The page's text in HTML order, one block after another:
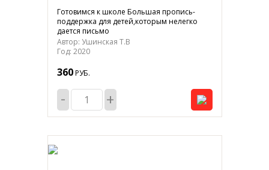
Готовимся к школе Большая пропись-
поддержка для детей,которым нелегко
дается письмо
Автор: Ушинская Т.В
Год: 2020
360РУБ.
- +